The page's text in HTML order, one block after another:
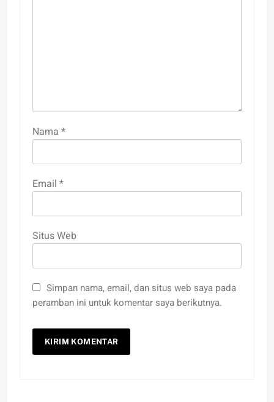
Nama *
Email *
Situs Web
Simpan nama, email, dan situs web saya pada
peramban ini untuk komentar saya berikutnya.